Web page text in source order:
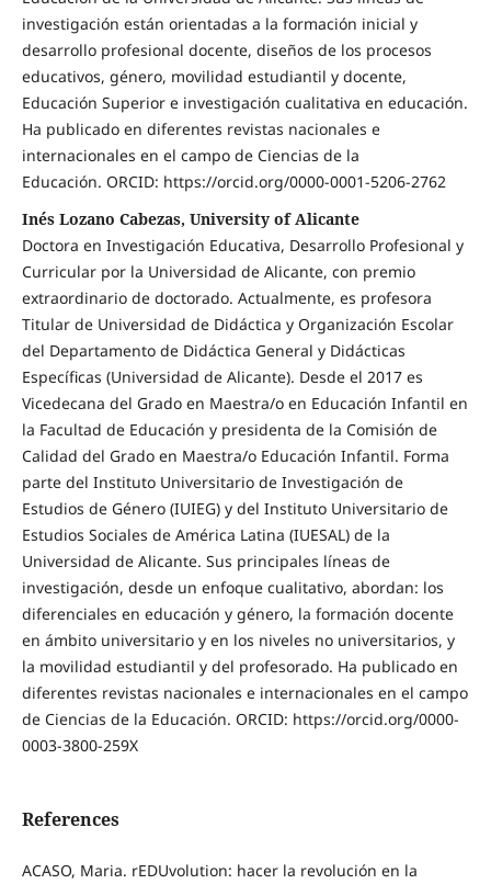
investigación están orientadas a la formación inicial y
desarrollo profesional docente, diseños de los procesos
educativos, género, movilidad estudiantil y docente,
Educación Superior e investigación cualitativa en educación.
Ha publicado en diferentes revistas nacionales e
internacionales en el campo de Ciencias de la
Educación. ORCID: https://orcid.org/0000-0001-5206-2762
Inés Lozano Cabezas, University of Alicante
Doctora en Investigación Educativa, Desarrollo Profesional y
Curricular por la Universidad de Alicante, con premio
extraordinario de doctorado. Actualmente, es profesora
Titular de Universidad de Didáctica y Organización Escolar
del Departamento de Didáctica General y Didácticas
Específicas (Universidad de Alicante). Desde el 2017 es
Vicedecana del Grado en Maestra/o en Educación Infantil en
la Facultad de Educación y presidenta de la Comisión de
Calidad del Grado en Maestra/o Educación Infantil. Forma
parte del Instituto Universitario de Investigación de
Estudios de Género (IUIEG) y del Instituto Universitario de
Estudios Sociales de América Latina (IUESAL) de la
Universidad de Alicante. Sus principales líneas de
investigación, desde un enfoque cualitativo, abordan: los
diferenciales en educación y género, la formación docente
en ámbito universitario y en los niveles no universitarios, y
la movilidad estudiantil y del profesorado. Ha publicado en
diferentes revistas nacionales e internacionales en el campo
de Ciencias de la Educación. ORCID: https://orcid.org/0000-
0003-3800-259X
References
ACASO, Maria. rEDUvolution: hacer la revolución en la